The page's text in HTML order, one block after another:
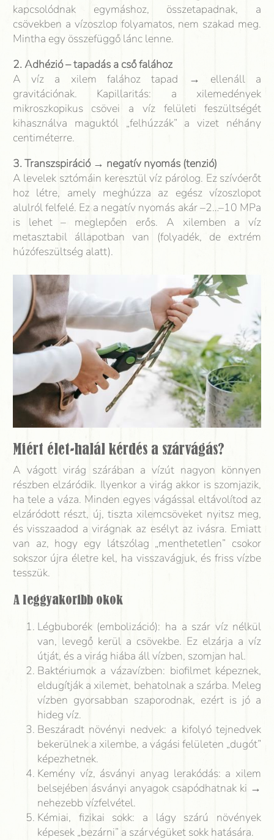
kapcsolódnak egymáshoz, összetapadnak, a
csövekben a vízoszlop folyamatos, nem szakad meg.
Mintha egy összefüggő lánc lenne.
2. Adhézió – tapadás a cső falához
A víz a xilem falához tapad → ellenáll a
gravitációnak. Kapillaritás: a xilemedények
mikroszkopikus csövei a víz felületi feszültségét
kihasználva maguktól „felhúzzák” a vizet néhány
centiméterre.
3. Transzspiráció → negatív nyomás (tenzió)
A levelek sztómáin keresztül víz párolog. Ez szívóerőt
hoz létre, amely meghúzza az egész vízoszlopot
alulról felfelé. Ez a negatív nyomás akár –2…–10 MPa
is lehet – meglepően erős. A xilemben a víz
metasztabil állapotban van (folyadék, de extrém
húzófeszültség alatt).
Miért élet-halál kérdés a szárvágás?
A vágott virág szárában a vízút nagyon könnyen
részben elzáródik. Ilyenkor a virág akkor is szomjazik,
ha tele a váza. Minden egyes vágással eltávolítod az
elzáródott részt, új, tiszta xilemcsöveket nyitsz meg,
és visszaadod a virágnak az esélyt az ivásra. Emiatt
van az, hogy egy látszólag „menthetetlen” csokor
sokszor újra életre kel, ha visszavágjuk, és friss vízbe
tesszük.
A leggyakoribb okok
Légbuborék (embolizáció): ha a szár víz nélkül
van, levegő kerül a csövekbe. Ez elzárja a víz
útját, és a virág hiába áll vízben, szomjan hal.
Baktériumok a vázavízben: biofilmet képeznek,
eldugítják a xilemet, behatolnak a szárba. Meleg
vízben gyorsabban szaporodnak, ezért is jó a
hideg víz.
Beszáradt növényi nedvek: a kifolyó tejnedvek
bekerülnek a xilembe, a vágási felületen „dugót”
képezhetnek.
Kemény víz, ásványi anyag lerakódás: a xilem
belsejében ásványi anyagok csapódhatnak ki →
nehezebb vízfelvétel.
Kémiai, fizikai sokk: a lágy szárú növények
képesek „bezárni” a szárvégüket sokk hatására.